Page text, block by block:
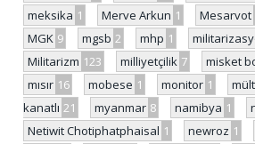
meksika 1 Merve Arkun 1 Mesarvot
MGK 9 mgsb 2 mhp 1
Militarizm 123 milliyetçilik 7 misket
mısır 16 mobese 1 monitor 1
kanatlı 21 myanmar 8 namibya 1
Netiwit Chotiphatphaisal 1 newroz 1